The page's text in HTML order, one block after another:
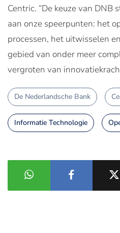
Centric. “De keuze van
aan onze speerpunten: het
processen, het uitwisselen
gebied van onder meer
vergroten van
De Nederlandsche Bank
Informatie Technologie